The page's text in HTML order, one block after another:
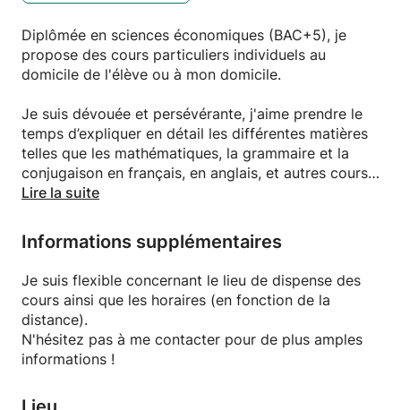
Diplômée en sciences économiques (BAC+5), je
propose des cours particuliers individuels au
domicile de l'élève ou à mon domicile.
Je suis dévouée et persévérante, j'aime prendre le
temps d’expliquer en détail les différentes matières
telles que les mathématiques, la grammaire et la
conjugaison en français, en anglais, et autres cours
de collège/lycée.
Je propose :
• Enseignement accompagné avec méthodologie
• Révision de la matière vue à l’école et remise à
niveau
• Suivi avec l’élève des progrès et remédiation aux
lacunes
• Exercices supplémentaires et correction
• Corrections des devoirs et travaux à remettre à
Lire la suite
Informations supplémentaires
Je suis flexible concernant le lieu de dispense des
cours ainsi que les horaires (en fonction de la
distance).
N'hésitez pas à me contacter pour de plus amples
informations !